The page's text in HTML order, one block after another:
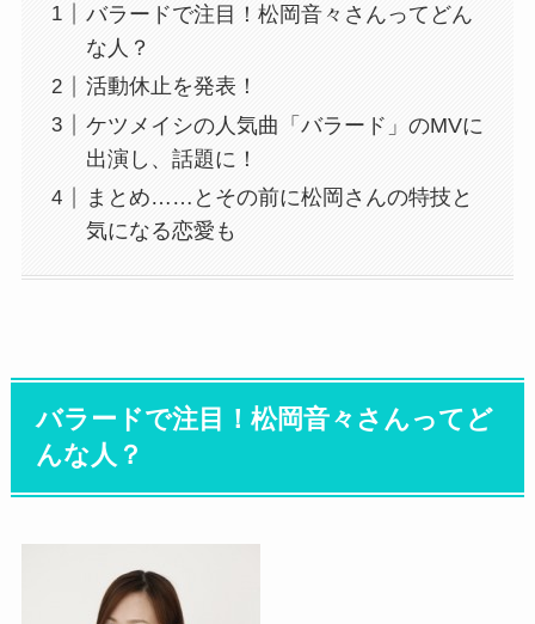
バラードで注目！松岡音々さんってどん
な人？
活動休止を発表！
ケツメイシの人気曲「バラード」のMVに
出演し、話題に！
まとめ……とその前に松岡さんの特技と
気になる恋愛も
バラードで注目！松岡音々さんってど
んな人？